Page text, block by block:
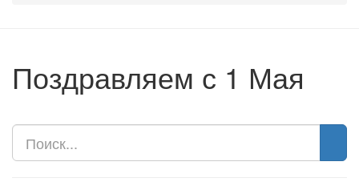
Поздравляем с 1 Мая